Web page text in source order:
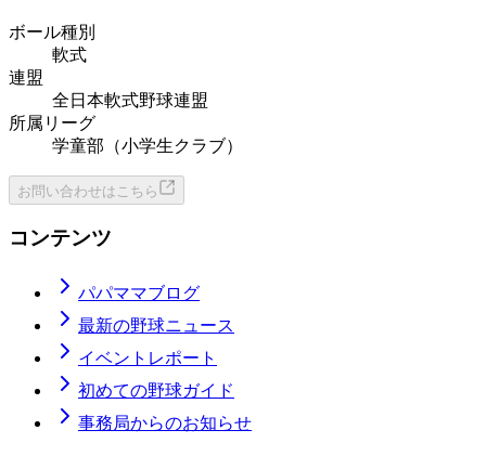
ボール種別
軟式
連盟
全日本軟式野球連盟
所属リーグ
学童部（小学生クラブ）
お問い合わせはこちら
コンテンツ
パパママブログ
最新の野球ニュース
イベントレポート
初めての野球ガイド
事務局からのお知らせ